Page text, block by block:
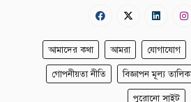
আমাদের কথা আমরা যোগাযোগ
গোপনীয়তা নীতি বিজ্ঞাপন মূল্য
পুরোনো সাইট